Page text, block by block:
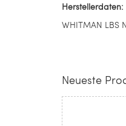
Herstellerdaten:
WHITMAN LBS
Neueste